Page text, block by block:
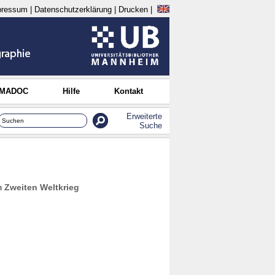
Datenschutzerklärung Drucken
Hilfe Kontakt
Erweiterte
Suche
Weltkrieg